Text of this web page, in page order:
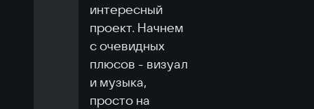
интересный
проект. Начнем
с очевидных
плюсов - визуал
и музыка,
просто на